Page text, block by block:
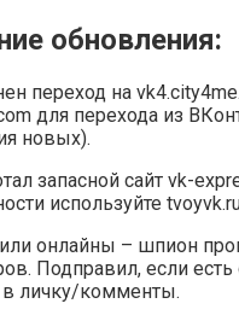
обновления:
переход на
для перехода из
новых).
запасной сайт vk-
используйте
онлайны – шпион
Подправил, если
в личку/комменты.